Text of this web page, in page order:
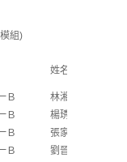
組)
姓名
Ｂ 林湘紜
Ｂ 楊琇雯
Ｂ 張家綺
Ｂ 劉晉宇